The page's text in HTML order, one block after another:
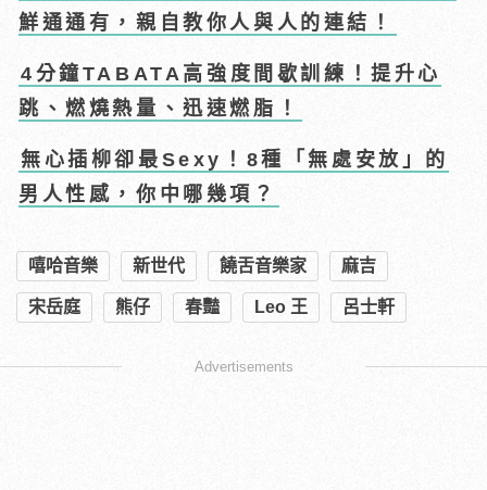
鮮通通有，親自教你人與人的連結！
4分鐘TABATA高強度間歇訓練！提升心
跳、燃燒熱量、迅速燃脂！
無心插柳卻最Sexy！8種「無處安放」的
男人性感，你中哪幾項？
嘻哈音樂 新世代 饒舌音樂家 麻吉
宋岳庭 熊仔 春豔 Leo 王 呂士軒
Advertisements